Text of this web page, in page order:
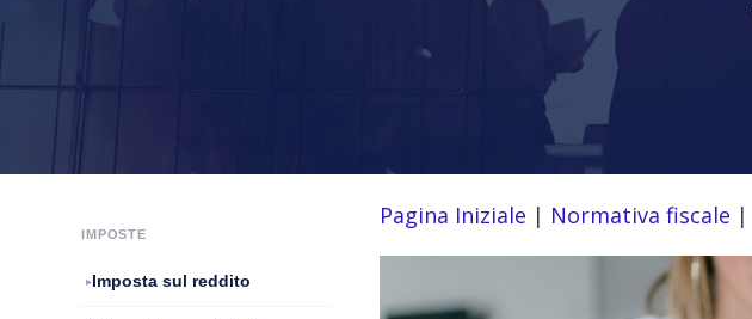
Pagina Iniziale | Normativa fiscale |
IMPOSTE
Imposta sul reddito